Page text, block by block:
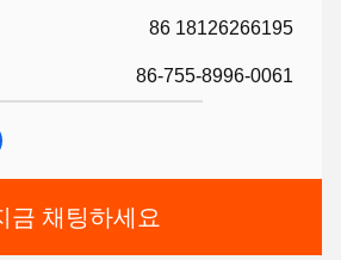
86 18126266195
86-755-8996-0061
금 채팅하세요